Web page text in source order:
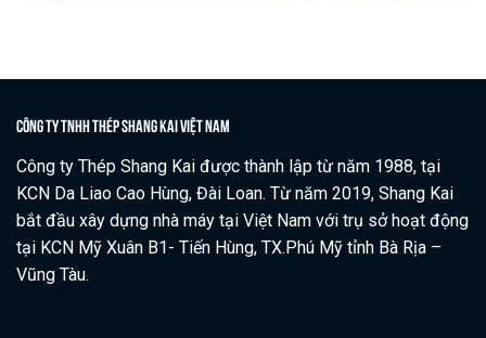
CÔNG TY TNHH THÉP SHANG KAI VIỆT NAM
Công ty Thép Shang Kai được thành lập từ năm 1988, tại
KCN Da Liao Cao Hùng, Đài Loan. Từ năm 2019, Shang Kai
bắt đầu xây dựng nhà máy tại Việt Nam với trụ sở hoạt động
tại KCN Mỹ Xuân B1- Tiến Hùng, TX.Phú Mỹ tỉnh Bà Rịa –
Vũng Tàu.